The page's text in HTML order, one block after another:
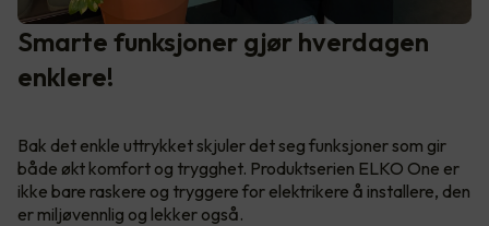
Smarte funksjoner gjør hverdagen
enklere!
Bak det enkle uttrykket skjuler det seg funksjoner som gir
både økt komfort og trygghet. Produktserien ELKO One er
ikke bare raskere og tryggere for elektrikere å installere, den
er miljøvennlig og lekker også.